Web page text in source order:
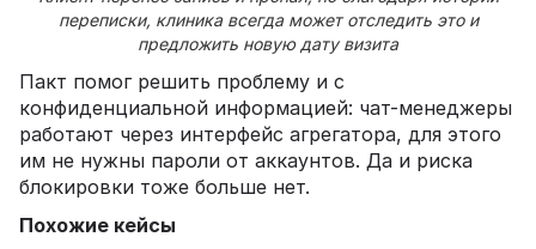
переписки, клиника всегда может отследить это и
предложить новую дату визита
Пакт помог решить проблему и с
конфиденциальной информацией: чат-менеджеры
работают через интерфейс агрегатора, для этого
им не нужны пароли от аккаунтов. Да и риска
блокировки тоже больше нет.
Похожие кейсы